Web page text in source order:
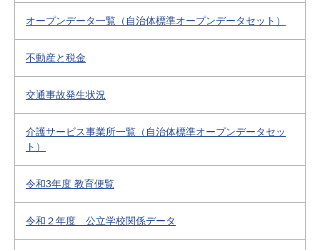
オープンデータ一覧（自治体標準オープンデータセット）
不動産と税金
交通事故発生状況
介護サービス事業所一覧（自治体標準オープンデータセッ
ト）
令和3年度 教育便覧
令和２年度 公立学校関係データ